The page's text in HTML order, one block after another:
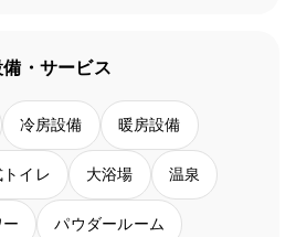
備・サービス
冷房設備 暖房設備
イレ 大浴場 温泉
パウダールーム